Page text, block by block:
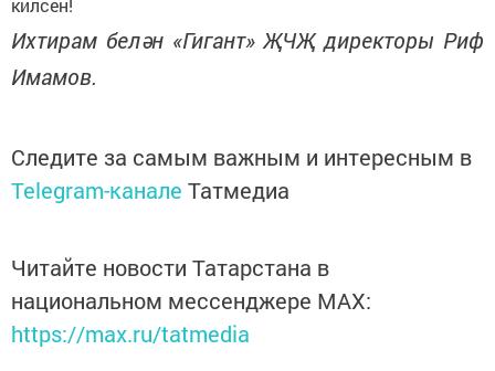
килсен!
Ихтирам белән «Гигант» ҖЧҖ директоры Риф
Имамов.
Следите за самым важным и интересным в
Telegram-канале Татмедиа
Читайте новости Татарстана в
национальном мессенджере MАХ:
https://max.ru/tatmedia